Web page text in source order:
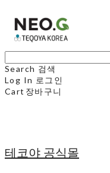
Search 검색
Log In 로그인
Cart 장바구니
테코야 공식몰